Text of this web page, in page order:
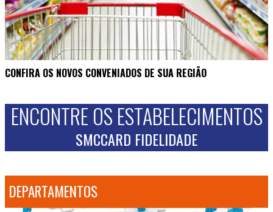
CONFIRA OS NOVOS CONVENIADOS DE SUA REGIÃO
ENCONTRE OS ESTABELECIMENTOS
SMCCARD FIDELIDADE
DEPARTAMENTOS